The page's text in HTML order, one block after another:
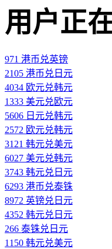
用户正
971 港币兑英镑
2105 港币兑日元
4034 欧元兑韩元
1333 美元兑欧元
5606 日元兑韩元
2572 欧元兑韩元
3121 韩元兑美元
6027 美元兑韩元
3743 韩元兑日元
6293 港币兑泰铢
8972 英镑兑日元
4352 韩元兑日元
266 泰铢兑日元
1150 韩元兑美元